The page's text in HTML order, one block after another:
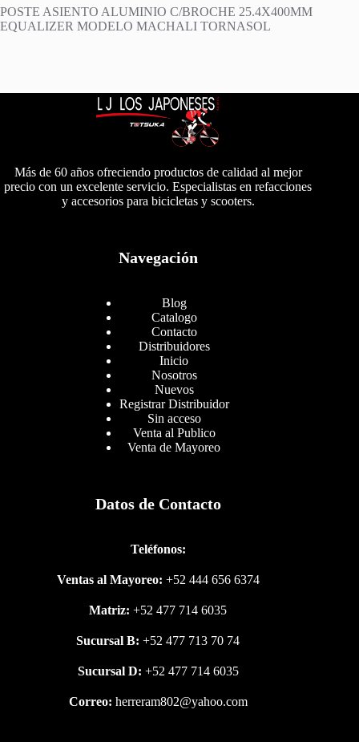
POSTE ASIENTO ALUMINIO C/BROCHE 25.4X400MM
EQUALIZER MODELO MACHALI TORNASOL
Más de 60 años ofreciendo productos de calidad al mejor
precio con un excelente servicio. Especialistas en refacciones
y accesorios para bicicletas y scooters.
Navegación
Blog
Catalogo
Contacto
Distribuidores
Inicio
Nosotros
Nuevos
Registrar Distribuidor
Sin acceso
Venta al Publico
Venta de Mayoreo
Datos de Contacto
Teléfonos:
Ventas al Mayoreo: +52 444 656 6374
Matriz: +52 477 714 6035
Sucursal B:+52 477 713 70 74
Sucursal D: +52 477 714 6035
Correo: herreram802@yahoo.com